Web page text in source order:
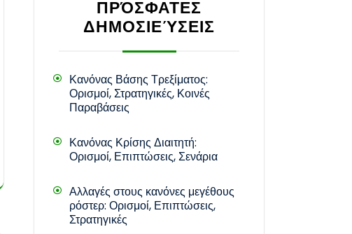
ΠΡΌΣΦΑΤΕΣ
ΔΗΜΟΣΙΕΎΣΕΙΣ
Κανόνας Βάσης Τρεξίματος:
Ορισμοί, Στρατηγικές, Κοινές
Παραβάσεις
Κανόνας Κρίσης Διαιτητή:
Ορισμοί, Επιπτώσεις, Σενάρια
Αλλαγές στους κανόνες μεγέθους
ρόστερ: Ορισμοί, Επιπτώσεις,
Στρατηγικές